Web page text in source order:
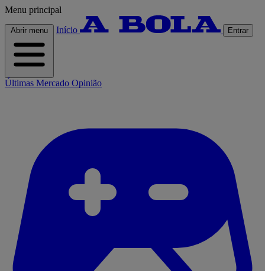
Menu principal
Abrir menu Início Entrar
Últimas Mercado Opinião